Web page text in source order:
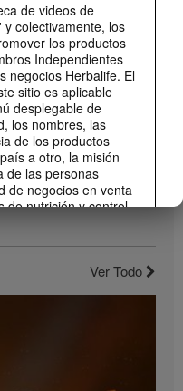
de videos de
colectivamente, los
los productos
Independientes
negocios Herbalife. El
sitio es aplicable
desplegable de
los nombres, las
de los productos
a otro, la misión
de las personas
de negocios en venta
de nutrición y control
de ventas o
Miembros
se encuentran en
de Marketing y que
sabores de Liftoff!
frutas tropicales.
Ver Todo